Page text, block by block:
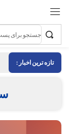
تازه ترین اخبار :